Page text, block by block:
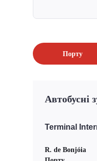
Порту
Автобусні
Terminal
R. de Bonjóia